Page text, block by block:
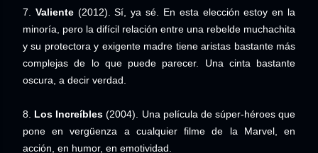
7. Valiente(2012). Sí, ya sé. En esta elección estoy en la
minoría, pero la difícil relación entre una rebelde muchachita
y su protectora y exigente madre tiene aristas bastante más
complejas de lo que puede parecer. Una cinta bastante
oscura, a decir verdad.
8. Los Increíbles (2004). Una película de súper-héroes que
pone en vergüenza a cualquier filme de la Marvel, en
acción, en humor, en emotividad.